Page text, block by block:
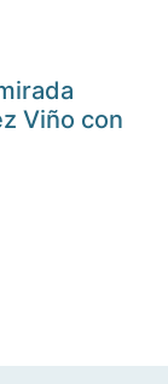
Viño con